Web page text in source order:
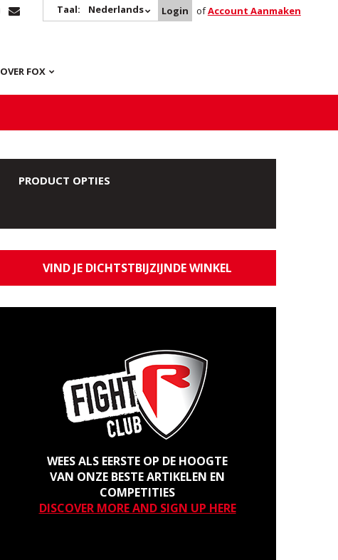
Taal: Nederlands Login ofAccount Aanmaken
OVER FOX
PRODUCT OPTIES
VIND JE DICHTSTBIJZIJNDE WINKEL
WEES ALS EERSTE OP DE HOOGTE
VAN ONZE BESTE ARTIKELEN EN
COMPETITIES
DISCOVER MORE AND SIGN UP HERE